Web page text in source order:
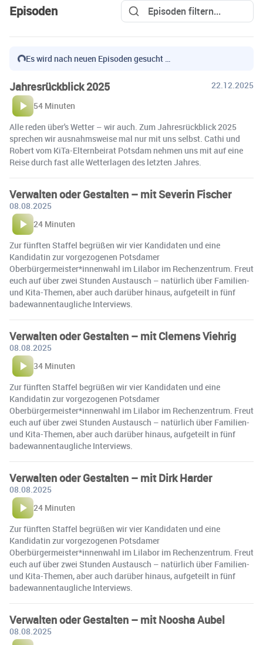
Episoden
Es wird nach neuen Episoden gesucht …
Jahresrückblick 2025
22.12.2025
54 Minuten
Alle reden über's Wetter – wir auch. Zum Jahresrückblick 2025
sprechen wir ausnahmsweise mal nur mit uns selbst. Cathi und
Robert vom KiTa-Elternbeirat Potsdam nehmen uns mit auf eine
Reise durch fast alle Wetterlagen des letzten Jahres.
Verwalten oder Gestalten – mit Severin Fischer
08.08.2025
24 Minuten
Zur fünften Staffel begrüßen wir vier Kandidaten und eine
Kandidatin zur vorgezogenen Potsdamer
Oberbürgermeister*innenwahl im Lilabor im Rechenzentrum. Freut
euch auf über zwei Stunden Austausch – natürlich über Familien-
und Kita-Themen, aber auch darüber hinaus, aufgeteilt in fünf
badewannentaugliche Interviews.
Verwalten oder Gestalten – mit Clemens Viehrig
08.08.2025
34 Minuten
Zur fünften Staffel begrüßen wir vier Kandidaten und eine
Kandidatin zur vorgezogenen Potsdamer
Oberbürgermeister*innenwahl im Lilabor im Rechenzentrum. Freut
euch auf über zwei Stunden Austausch – natürlich über Familien-
und Kita-Themen, aber auch darüber hinaus, aufgeteilt in fünf
badewannentaugliche Interviews.
Verwalten oder Gestalten – mit Dirk Harder
08.08.2025
24 Minuten
Zur fünften Staffel begrüßen wir vier Kandidaten und eine
Kandidatin zur vorgezogenen Potsdamer
Oberbürgermeister*innenwahl im Lilabor im Rechenzentrum. Freut
euch auf über zwei Stunden Austausch – natürlich über Familien-
und Kita-Themen, aber auch darüber hinaus, aufgeteilt in fünf
badewannentaugliche Interviews.
Verwalten oder Gestalten – mit Noosha Aubel
08.08.2025